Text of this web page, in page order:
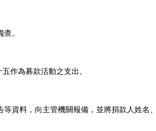
。
作為募款活動之支出。
資料，向主管機關報備，並將捐款人姓名